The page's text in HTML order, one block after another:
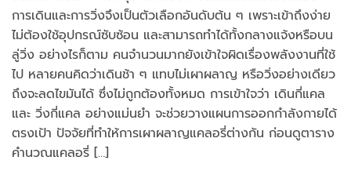
การเดินและการวิ่งจึงเป็นตัวเลือกอันดับต้น ๆ เพราะเข้าถึงง่าย
ไม่ต้องใช้อุปกรณ์ซับซ้อน และสามารถทำได้ทั้งกลางแจ้งหรือบน
ลู่วิ่ง อย่างไรก็ตาม คนจำนวนมากยังเข้าใจผิดเรื่องพลังงานที่ใช้
ไป หลายคนคิดว่าเดินช้า ๆ แทบไม่เผาผลาญ หรือวิ่งอย่างเดียว
ถึงจะลดไขมันได้ ซึ่งไม่ถูกต้องทั้งหมด การเข้าใจว่า เดินกี่แคล
และ วิ่งกี่แคล อย่างแม่นยำ จะช่วยวางแผนการออกกำลังกายได้
ตรงเป้า ปัจจัยที่ทำให้การเผาผลาญแคลอรี่ต่างกัน ก่อนดูตาราง
คำนวณแคลอรี่ […]